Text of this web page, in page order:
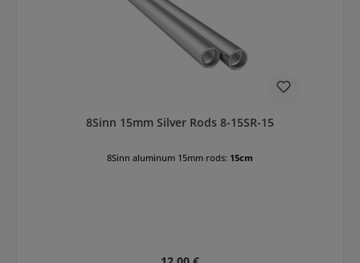
8Sinn 15mm Silver Rods 8-15SR-15
8Sinn aluminum 15mm rods: 15cm
Regulärer Preis: